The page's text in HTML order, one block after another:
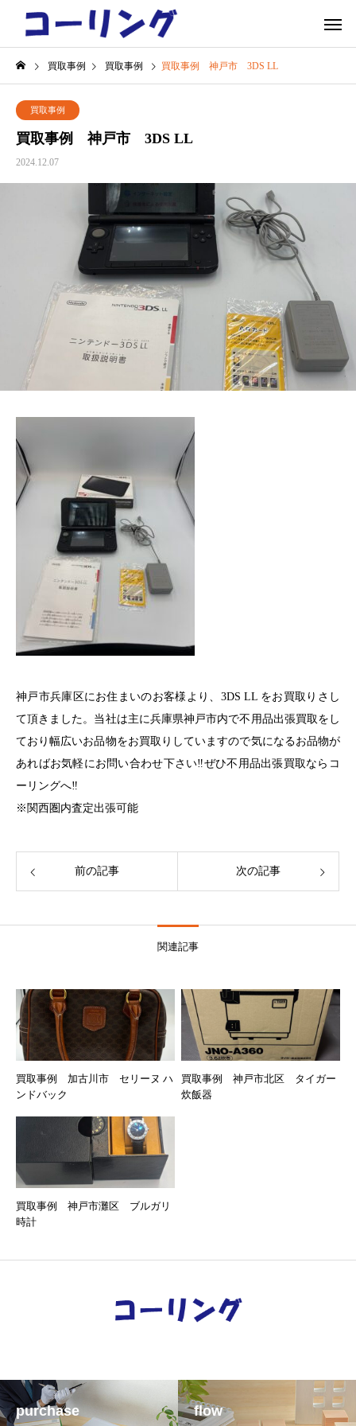
買取事例 買取事例 買取事例 神戸市 3DS LL
買取事例
買取事例 神戸市 3DS LL
2024.12.07
神戸市兵庫区にお住まいのお客様より、3DS LL をお買取りさし
て頂きました。当社は主に兵庫県神戸市内で不用品出張買取をし
ており幅広いお品物をお買取りしていますので気になるお品物が
あればお気軽にお問い合わせ下さい‼︎ぜひ不用品出張買取ならコ
ーリングへ‼︎
※関西圏内査定出張可能
前の記事 次の記事
関連記事
買取事例 加古川市 セリーヌ ハ
ンドバック
買取事例 神戸市北区 タイガー
炊飯器
買取事例 神戸市灘区 ブルガリ
時計
purchase flow